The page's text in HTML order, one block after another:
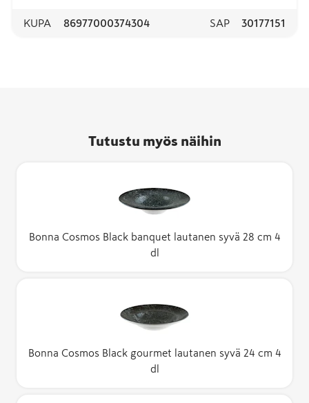
KUPA 86977000374304 SAP 30177151
Tutustu myös näihin
Bonna Cosmos Black banquet lautanen syvä 28 cm 4
dl
Bonna Cosmos Black gourmet lautanen syvä 24 cm 4
dl